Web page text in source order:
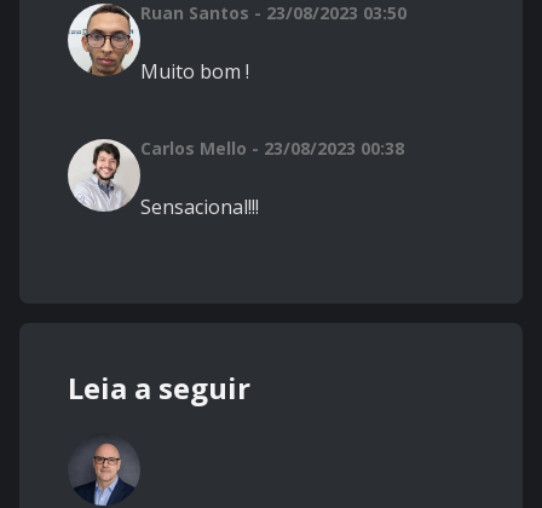
Ruan Santos - 23/08/2023 03:50
Muito bom !
Carlos Mello - 23/08/2023 00:38
Sensacional!!!
Leia a seguir